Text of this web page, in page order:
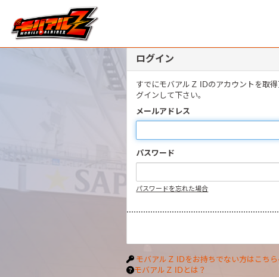
ログイン
すでにモバアルＺ IDのアカウントを取
グインして下さい。
メールアドレス
パスワード
パスワードを忘れた場合
モバアルＺ IDをお持ちでない方はこちら
モバアルＺ IDとは？